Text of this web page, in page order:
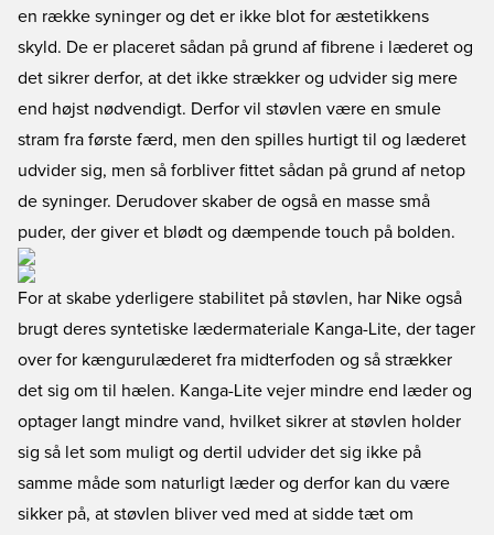
en række syninger og det er ikke blot for æstetikkens
skyld. De er placeret sådan på grund af fibrene i læderet og
det sikrer derfor, at det ikke strækker og udvider sig mere
end højst nødvendigt. Derfor vil støvlen være en smule
stram fra første færd, men den spilles hurtigt til og læderet
udvider sig, men så forbliver fittet sådan på grund af netop
de syninger. Derudover skaber de også en masse små
puder, der giver et blødt og dæmpende touch på bolden.
For at skabe yderligere stabilitet på støvlen, har Nike også
brugt deres syntetiske lædermateriale Kanga-Lite, der tager
over for kængurulæderet fra midterfoden og så strækker
det sig om til hælen. Kanga-Lite vejer mindre end læder og
optager langt mindre vand, hvilket sikrer at støvlen holder
sig så let som muligt og dertil udvider det sig ikke på
samme måde som naturligt læder og derfor kan du være
sikker på, at støvlen bliver ved med at sidde tæt om